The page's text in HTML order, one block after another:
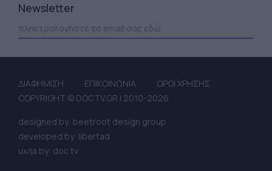
Newsletter
ΔΙΑΦΗΜΙΣΗ ΕΠΙΚΟΙΝΩΝΙΑ
ΟΡΟΙ ΧΡΗΣΗΣ
COPYRIGHT © DOCTV.GR | 2010-2026
designed by: beetroot design group
developed by: libertad
ux/ia by: doc tv